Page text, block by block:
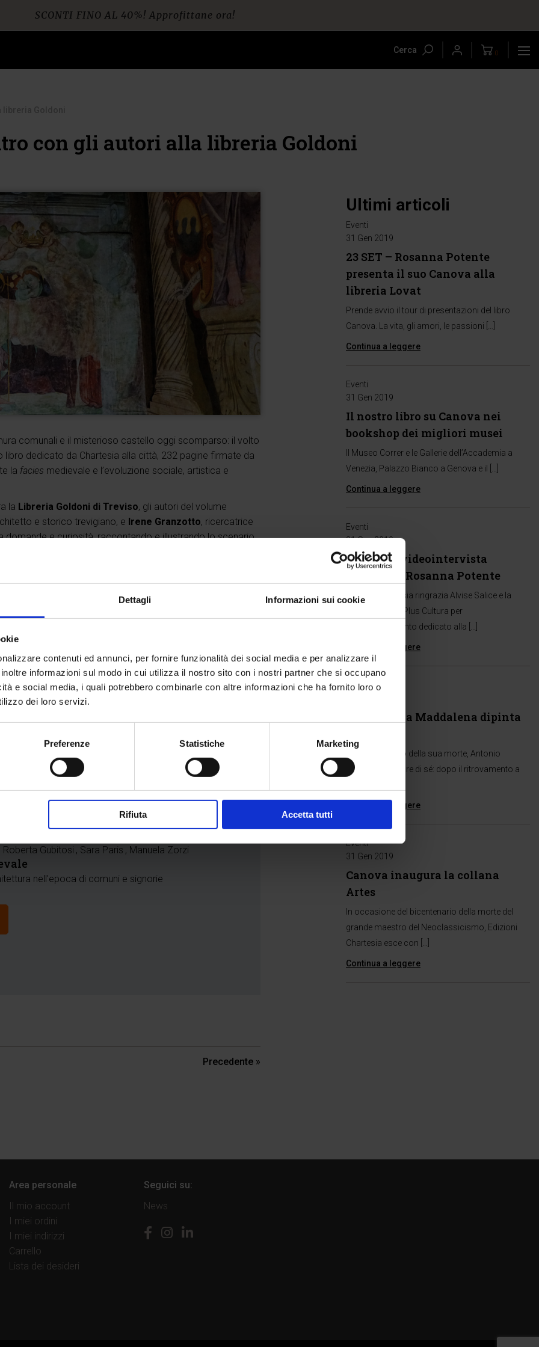
Dettagli Informazioni sui cookie
contenuti ed annunci, per fornire funzionalità dei social media e per analizzare il
informazioni sul modo in cui utilizza il nostro sito con i nostri partner che si occupano
e social media, i quali potrebbero combinarle con altre informazioni che ha fornito loro o
dei loro servizi.
Preferenze Statistiche Marketing
Rifiuta Accetta tutti
SCONTI FINO AL 40%! Approfittane ora!
Cerca 0
con gli autori alla libreria Goldoni
comunali e il misterioso castello oggi scomparso: il volto
libro dedicato da Chartesia alla città, 232 pagine firmate da
la facies medievale e l’evoluzione sociale, artistica e
la Libreria Goldoni di Treviso, gli autori del volume
e storico trevigiano, e Irene Granzotto, ricercatrice
e curiosità, raccontando e illustrando lo scenario
travagliati secoli dell’età di mezzo.
ai più recenti studi in materia, per riscoprire il ritratto di
di potere tra Comune, vescovi, dominazioni straniere e
città fra decadenze e rinascite, congiure e alleanze,
, Roberta Gubitosi , Sara Paris , Manuela Zorzi
nell'epoca di comuni e signorie
Precedente »
Ultimi articoli
Eventi
31 Gen 2019
23 SET – Rosanna Potente
presenta il suo Canova alla
libreria Lovat
Prende avvio il tour di presentazioni del libro
Canova. La vita, gli amori, le passioni […]
Continua a leggere
Eventi
31 Gen 2019
Il nostro libro su Canova nei
bookshop dei migliori musei
Il Museo Correr e le Gallerie dell’Accademia a
Venezia, Palazzo Bianco a Genova e il […]
Continua a leggere
Eventi
31 Gen 2019
“Canova”: videointervista
all’autrice Rosanna Potente
Edizioni Chartesia ringrazia Alvise Salice e la
redazione di TgPlus Cultura per
l’approfondimento dedicato alla […]
Continua a leggere
Eventi
Ritrovata la Maddalena dipinta
Nel bicentenario della sua morte, Antonio
Canova fa parlare di sé: dopo il ritrovamento a
Continua a leggere
Eventi
31 Gen 2019
Canova inaugura la collana
Artes
In occasione del bicentenario della morte del
grande maestro del Neoclassicismo, Edizioni
Chartesia esce con […]
Continua a leggere
Area personale
Il mio account
I miei ordini
I miei indirizzi
Carrello
Lista dei desideri
Seguici su:
News